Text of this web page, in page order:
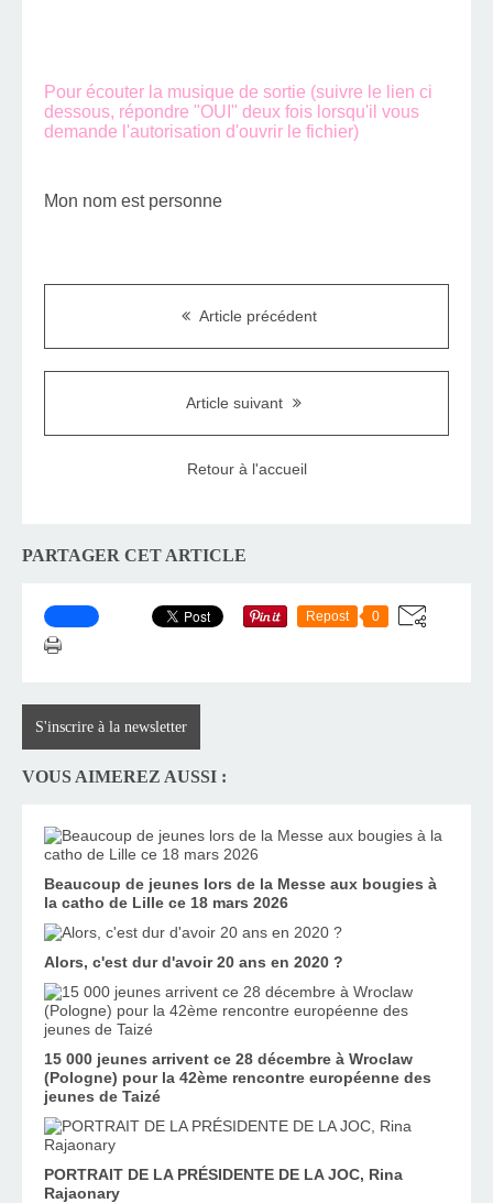
Pour écouter la musique de sortie (suivre le lien ci
dessous, répondre "OUI" deux fois lorsqu'il vous
demande l'autorisation d'ouvrir le fichier)
Mon nom est personne
Article précédent
Article suivant
Retour à l'accueil
PARTAGER CET ARTICLE
Repost 0
S'inscrire à la newsletter
VOUS AIMEREZ AUSSI :
Beaucoup de jeunes lors de la Messe aux bougies à
la catho de Lille ce 18 mars 2026
Alors, c'est dur d'avoir 20 ans en 2020 ?
15 000 jeunes arrivent ce 28 décembre à Wroclaw
(Pologne) pour la 42ème rencontre européenne des
jeunes de Taizé
PORTRAIT DE LA PRÉSIDENTE DE LA JOC, Rina
Rajaonary